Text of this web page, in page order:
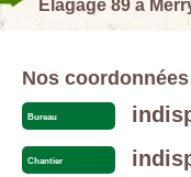
Elagage 89 à
Nos coordonnées
Bureau
Chantier